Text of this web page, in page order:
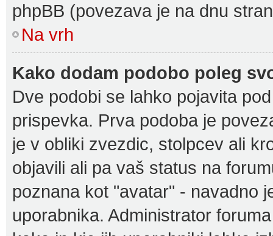
phpBB (povezava je na dnu
Na vrh
Kako dodam podobo poleg
Dve podobi se lahko pojavita
prispevka. Prva podoba je
je v obliki zvezdic, stolpcev ali
objavili ali pa vaš status na
poznana kot "avatar" - navadno
uporabnika. Administrator